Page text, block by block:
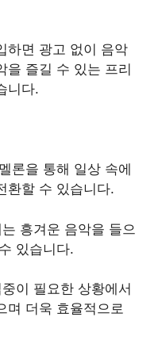
하면 광고 없이 음악
을 즐길 수 있는 프리
니다.
론을 통해 일상 속에
환할 수 있습니다.
흥겨운 음악을 들으
있습니다.
이 필요한 상황에서
며 더욱 효율적으로